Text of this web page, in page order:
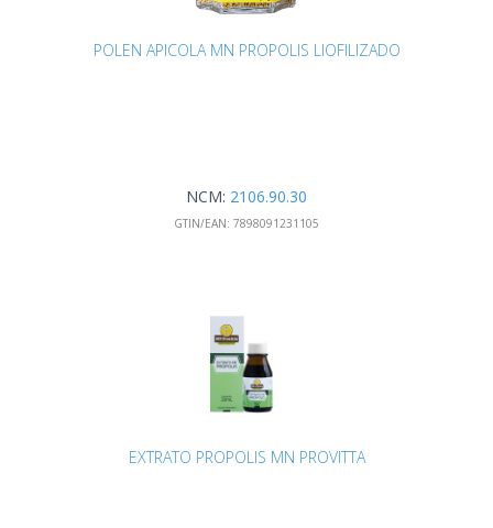
POLEN APICOLA MN PROPOLIS LIOFILIZADO
NCM: 2106.90.30
GTIN/EAN: 7898091231105
EXTRATO PROPOLIS MN PROVITTA